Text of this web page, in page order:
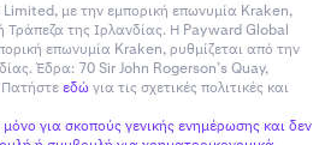
με την εμπορική επωνυμία Kraken,
Τράπεζα της Ιρλανδίας. Η Payward Global
επωνυμία Kraken, ρυθμίζεται από την
Έδρα: 70 Sir John Rogerson’s Quay,
εδώγια τις σχετικές πολιτικές και
για σκοπούς γενικής ενημέρωσης και δεν